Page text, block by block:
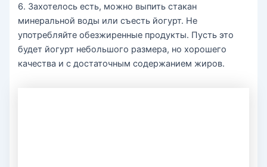
6. Захотелось есть, можно выпить стакан
минеральной воды или съесть йогурт. Не
употребляйте обезжиренные продукты. Пусть это
будет йогурт небольшого размера, но хорошего
качества и с достаточным содержанием жиров.